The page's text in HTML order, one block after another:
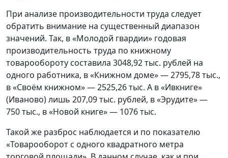
При анализе производительности труда следует
обратить внимание на существенный диапазон
значений. Так, в «Молодой гвардии» годовая
производительность труда по книжному
товарообороту составила 3048,92 тыс. рублей на
одного работника, в «Книжном доме» — 2795,78 тыс.,
в «Своём книжном» — 2525,26 тыс. А в «Ивкниге»
(Иваново) лишь 207,09 тыс. рублей, в «Эрудите» —
750 тыс., в «Новой книге» — 1076 тыс.
Такой же разброс наблюдается и по показателю
«Товарооборот с одного квадратного метра